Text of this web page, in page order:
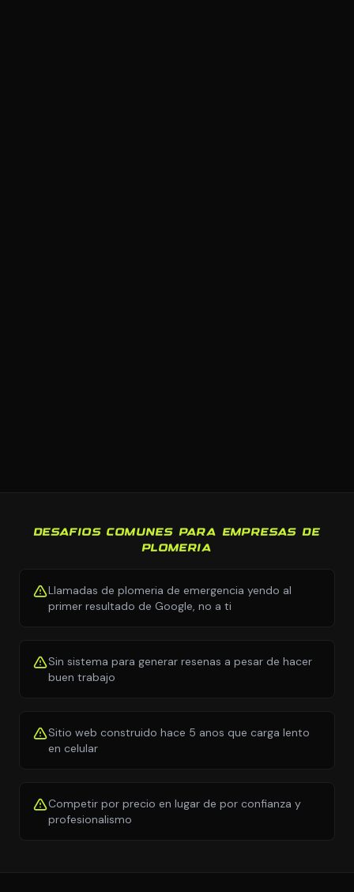
DESAFIOS COMUNES PARA EMPRESAS DE
PLOMERIA
Llamadas de plomeria de emergencia yendo al
primer resultado de Google, no a ti
Sin sistema para generar resenas a pesar de hacer
buen trabajo
Sitio web construido hace 5 anos que carga lento
en celular
Competir por precio en lugar de por confianza y
profesionalismo